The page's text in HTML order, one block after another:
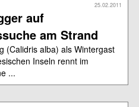
25.02.2011
auf
am Strand
(Calidris alba) als Wintergast
Inseln rennt im
...